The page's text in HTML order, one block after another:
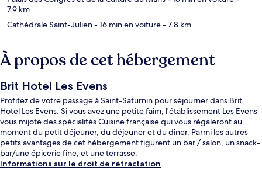
7.9 km
Cathédrale Saint-Julien- 16 min en voiture- 7.8 km
À propos de cet hébergement
Brit Hotel Les Evens
Profitez de votre passage à Saint-Saturnin pour séjourner dans Brit
Hotel Les Evens. Si vous avez une petite faim, l'établissement Les Evens
vous mijote des spécialités Cuisine française qui vous régaleront au
moment du petit déjeuner, du déjeuner et du dîner. Parmi les autres
petits avantages de cet hébergement figurent un bar / salon, un snack-
bar/une épicerie fine, et une terrasse.
Informations sur le droit de rétractation